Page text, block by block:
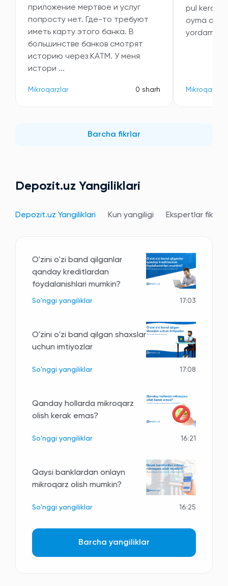
приложение мертвое и услуг
попросту нет. Где-то требуют
иметь карту этого банка. В
большинстве банков смотрят
историю через КАТМ. У меня
истори ...
Mikroqarzlar 0 sharh
pul kerak
oyma oy 5
yordam
Mikroqarzlar
Barcha fikrlar
Depozit.uz Yangiliklari
Depozit.uz Yangiliklari Kun yangiligi Ekspertlar fikri
O'zini o'zi band qilganlar
qanday kreditlardan
foydalanishlari mumkin?
So'nggi yangiliklar 17:03
O'zini o'zi band qilgan shaxslar
uchun imtiyozlar
So'nggi yangiliklar 17:08
Qanday hollarda mikroqarz
olish kerak emas?
So'nggi yangiliklar 16:21
Qaysi banklardan onlayn
mikroqarz olish mumkin?
So'nggi yangiliklar 16:25
Barcha yangiliklar